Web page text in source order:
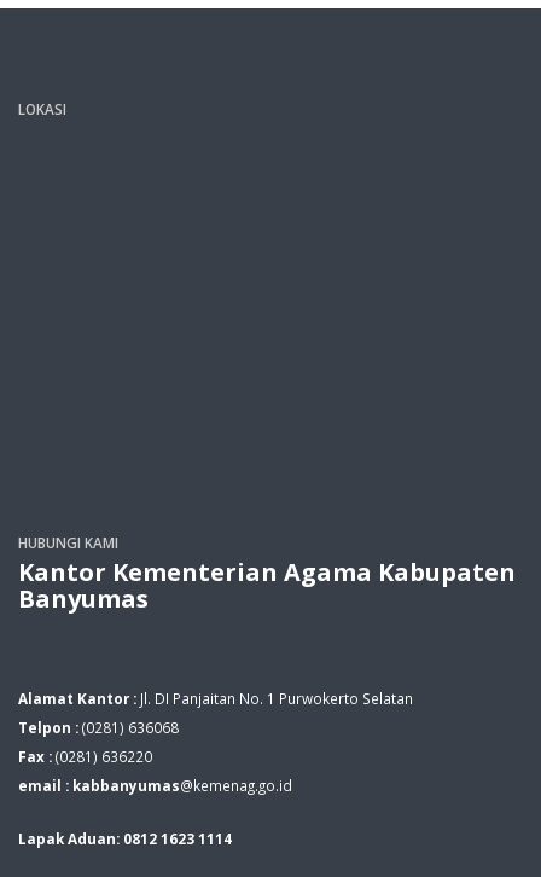
LOKASI
HUBUNGI KAMI
Kantor Kementerian Agama Kabupaten
Banyumas
Alamat Kantor : Jl. DI Panjaitan No. 1 Purwokerto Selatan
Telpon :(0281) 636068
Fax :(0281) 636220
email : kabbanyumas@kemenag.go.id
Lapak Aduan: 0812 1623 1114